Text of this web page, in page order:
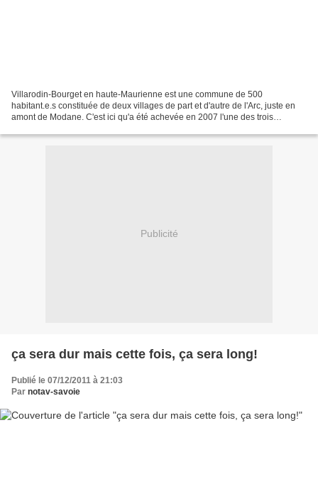
Villarodin-Bourget en haute-Maurienne est une commune de 500
habitant.e.s constituée de deux villages de part et d'autre de l'Arc, juste en
amont de Modane. C'est ici qu'a été achevée en 2007 l'une des trois
Publicité
ça sera dur mais cette fois, ça sera long!
Publié le 07/12/2011 à 21:03
Par notav-savoie